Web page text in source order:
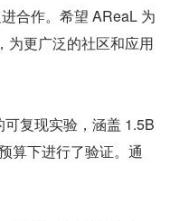
合作。希望 AReaL 为
为更广泛的社区和应用
复现实验，涵盖 1.5B
算下进行了验证。通